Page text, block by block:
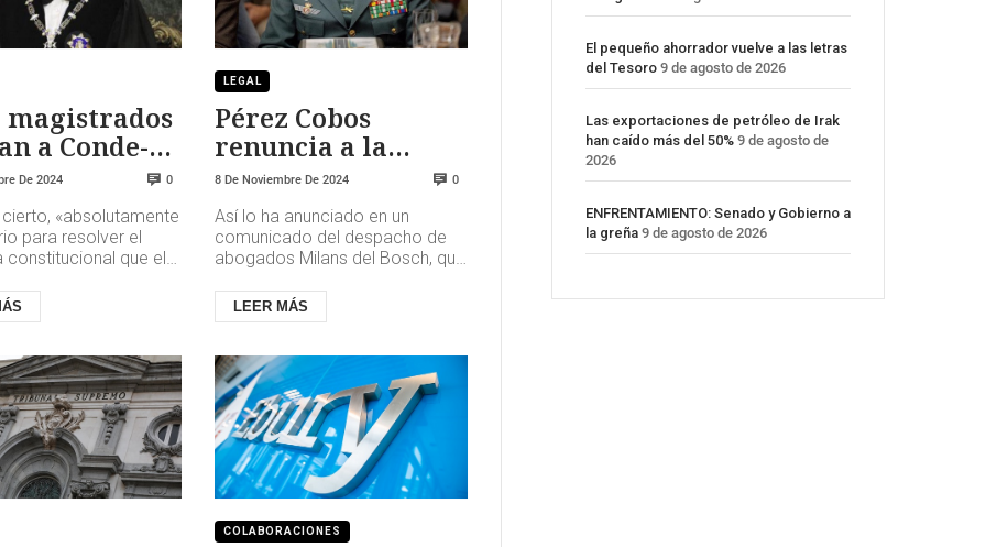
magistrados
a Conde-
por
la
del TC
De 2024 0
«absolutamente
para resolver el
constitucional que el
como la propia s...
LEGAL
Pérez Cobos
renuncia a la
ejecución de su
sentencia
8 De Noviembre De 2024 0
Así lo ha anunciado en un
comunicado del despacho de
abogados Milans del Bosch, que
los Cobos en los recursos
pres...
LEER MÁS
COLABORACIONES
El pequeño ahorrador vuelve a las letras
del Tesoro 9 de agosto de 2026
Las exportaciones de petróleo de Irak
han caído más del 50% 9 de agosto de
2026
ENFRENTAMIENTO: Senado y Gobierno a
la greña 9 de agosto de 2026